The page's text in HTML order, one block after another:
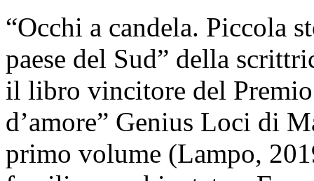
“Occhi a candela. Piccola
paese del Sud” della
il libro vincitore del
d’amore” Genius Loci di
primo volume (Lampo,